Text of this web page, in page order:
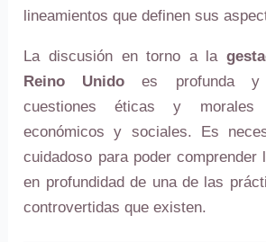
lineamientos que definen sus
La discusión en torno a la
Reino Unido es profunda y
cuestiones éticas y morales
económicos y sociales. Es
cuidadoso para poder comprender
en profundidad de una de las
controvertidas que existen.